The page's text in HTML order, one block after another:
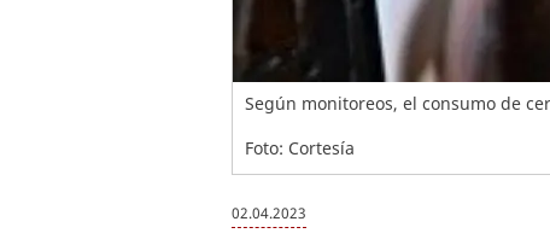
Según monitoreos, el consumo de
Foto: Cortesía
02.04.2023